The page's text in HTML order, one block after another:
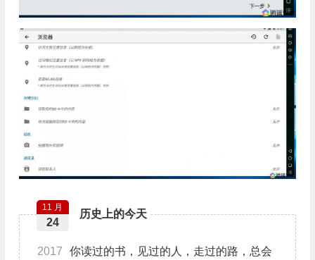
历史上的今天
11 月
24
2017 ​你读过的书，见过的人，走过的路，总会